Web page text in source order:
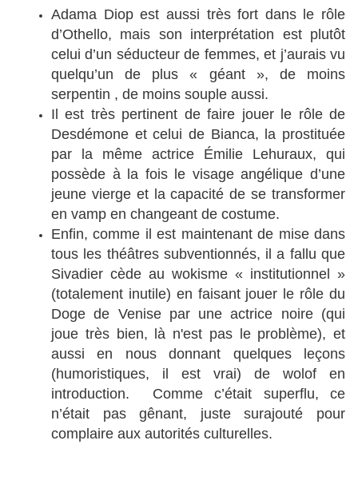
Adama Diop est aussi très fort dans le rôle
d’Othello, mais son interprétation est plutôt
celui d’un séducteur de femmes, et j’aurais vu
quelqu’un de plus « géant », de moins
serpentin , de moins souple aussi.
Il est très pertinent de faire jouer le rôle de
Desdémone et celui de Bianca, la prostituée
par la même actrice Émilie Lehuraux, qui
possède à la fois le visage angélique d’une
jeune vierge et la capacité de se transformer
en vamp en changeant de costume.
Enfin, comme il est maintenant de mise dans
tous les théâtres subventionnés, il a fallu que
Sivadier cède au wokisme « institutionnel »
(totalement inutile) en faisant jouer le rôle du
Doge de Venise par une actrice noire (qui
joue très bien, là n'est pas le problème), et
aussi en nous donnant quelques leçons
(humoristiques, il est vrai) de wolof en
introduction. Comme c’était superflu, ce
n’était pas gênant, juste surajouté pour
complaire aux autorités culturelles.